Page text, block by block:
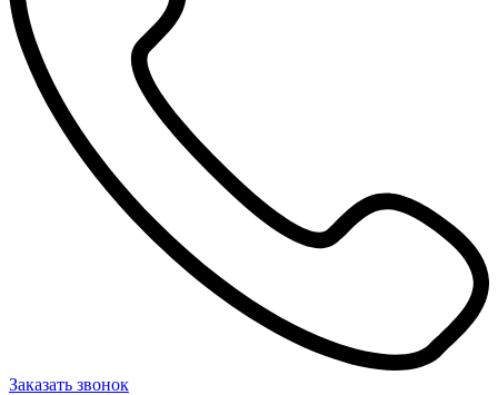
Заказать звонок